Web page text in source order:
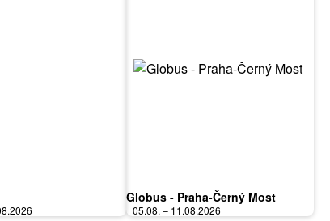
Globus - Praha-Černý Most
05.08. – 11.08.2026